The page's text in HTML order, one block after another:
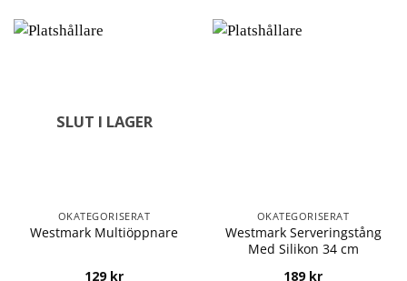
SLUT I LAGER
OKATEGORISERAT
Westmark Multiöppnare
129 kr
OKATEGORISERAT
Westmark Serveringstång
Med Silikon 34 cm
189 kr